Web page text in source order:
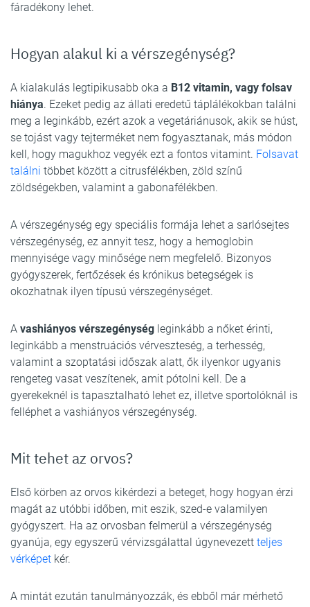
fáradékony lehet.
Hogyan alakul ki a vérszegénység?
A kialakulás legtipikusabb oka a B12 vitamin, vagy folsav
hiánya. Ezeket pedig az állati eredetű táplálékokban találni
meg a leginkább, ezért azok a vegetáriánusok, akik se húst,
se tojást vagy tejterméket nem fogyasztanak, más módon
kell, hogy magukhoz vegyék ezt a fontos vitamint. Folsavat
találni többet között a citrusfélékben, zöld színű
zöldségekben, valamint a gabonafélékben.
A vérszegénység egy speciális formája lehet a sarlósejtes
vérszegénység, ez annyit tesz, hogy a hemoglobin
mennyisége vagy minősége nem megfelelő. Bizonyos
gyógyszerek, fertőzések és krónikus betegségek is
okozhatnak ilyen típusú vérszegénységet.
A vashiányos vérszegénység leginkább a nőket érinti,
leginkább a menstruációs vérveszteség, a terhesség,
valamint a szoptatási időszak alatt, ők ilyenkor ugyanis
rengeteg vasat veszítenek, amit pótolni kell. De a
gyerekeknél is tapasztalható lehet ez, illetve sportolóknál is
felléphet a vashiányos vérszegénység.
Mit tehet az orvos?
Első körben az orvos kikérdezi a beteget, hogy hogyan érzi
magát az utóbbi időben, mit eszik, szed-e valamilyen
gyógyszert. Ha az orvosban felmerül a vérszegénység
gyanúja, egy egyszerű vérvizsgálattal úgynevezett teljes
vérképet kér.
A mintát ezután tanulmányozzák, és ebből már mérhető